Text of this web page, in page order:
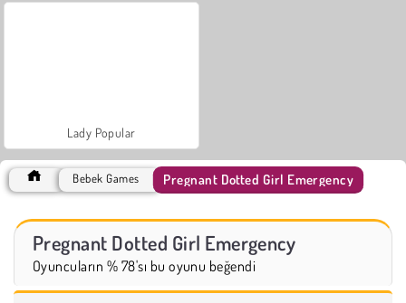
Lady Popular
Bebek Games Pregnant Dotted Girl Emergency
Pregnant Dotted Girl Emergency
Oyuncuların % 78'sı bu oyunu beğendi